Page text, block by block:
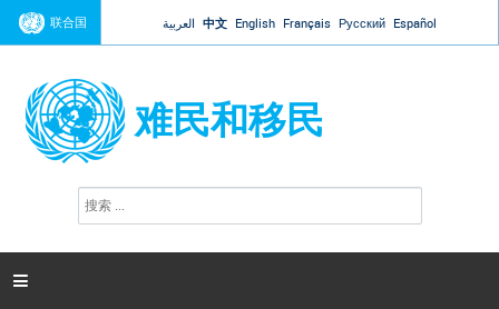
Jump to navigation
联合国 العربية 中文 English Français Русский Español
难民和移民
搜
索
